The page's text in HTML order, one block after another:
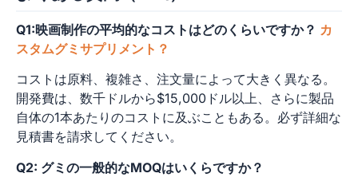
Q1:映画制作の平均的なコストはどのくらいですか？ カ
スタムグミサプリメント？
コストは原料、複雑さ、注文量によって大きく異なる。
開発費は、数千ドルから$15,000ドル以上、さらに製品
自体の1本あたりのコストに及ぶこともある。必ず詳細な
見積書を請求してください。
Q2: グミの一般的なMOQはいくらですか？